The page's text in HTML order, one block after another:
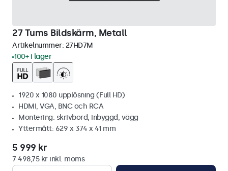
27 Tums Bildskärm, Metall
Artikelnummer: 27HD7M
100+ i lager
1920 x 1080 upplösning (Full HD)
HDMI, VGA, BNC och RCA
Montering: skrivbord, inbyggd, vägg
Yttermått: 629 x 374 x 41 mm
5 999 kr
7 498,75 kr inkl. moms